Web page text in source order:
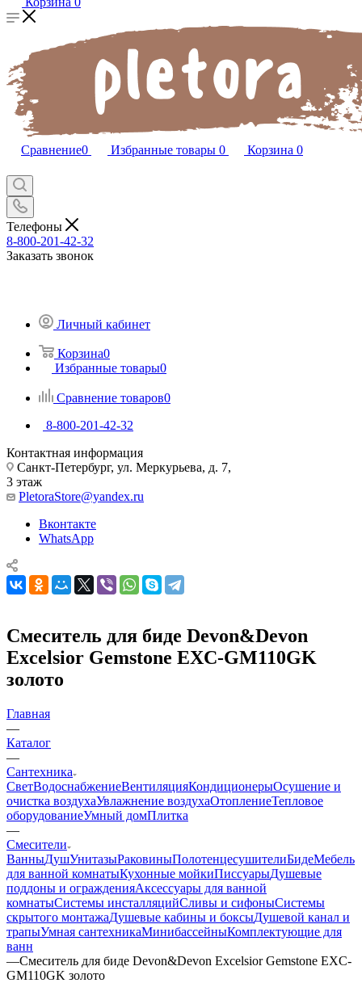
Сравнение0 Избранные товары 0 Корзина 0
Телефоны
8-800-201-42-32
Заказать звонок
Личный кабинет
Корзина0
Избранные товары0
Сравнение товаров0
8-800-201-42-32
Контактная информация
Санкт-Петербург, ул. Меркурьева, д. 7,
3 этаж
PletoraStore@yandex.ru
Вконтакте
WhatsApp
Смеситель для биде Devon&Devon
Excelsior Gemstone EXC-GM110GK
золото
Главная
—
Каталог
—
Сантехника
СветВодоснабжениеВентиляцияКондиционерыОсушение и
очистка воздухаУвлажнение воздухаОтоплениеТепловое
оборудованиеУмный домПлитка
—
Смесители
ВанныДушУнитазыРаковиныПолотенцесушителиБидеМебель
для ванной комнатыКухонные мойкиПиссуарыДушевые
поддоны и огражденияАксессуары для ванной
комнатыСистемы инсталляцийСливы и сифоныСистемы
скрытого монтажаДушевые кабины и боксыДушевой канал и
трапыУмная сантехникаМинибассейныКомплектующие для
ванн
—Смеситель для биде Devon&Devon Excelsior Gemstone EXC-
GM110GK золото